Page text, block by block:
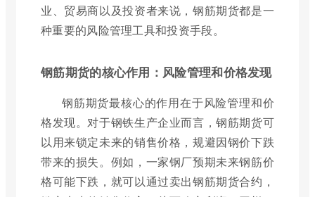
业、贸易商以及投资者来说，钢筋期货都是一
种重要的风险管理工具和投资手段。
钢筋期货的核心作用：风险管理和价格发现
钢筋期货最核心的作用在于风险管理和价
格发现。对于钢铁生产企业而言，钢筋期货可
以用来锁定未来的销售价格，规避因钢价下跌
带来的损失。例如，一家钢厂预期未来钢筋价
格可能下跌，就可以通过卖出钢筋期货合约，